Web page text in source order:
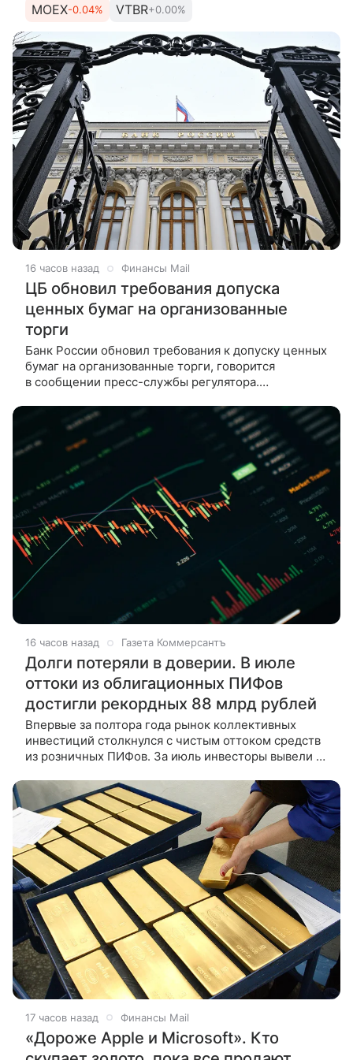
июля. Рост произошел на фоне
MOEX-0.04% VTBR+0.00%
16 часов назад Финансы Mail
ЦБ обновил требования допуска
ценных бумаг на организованные
торги
Банк России обновил требования к допуску ценных
бумаг на организованные торги, говорится
в сообщении пресс-службы регулятора.
хорошо зарекомендовавшие
16 часов назад Газета Коммерсантъ
Долги потеряли в доверии. В июле
оттоки из облигационных ПИФов
достигли рекордных 88 млрд рублей
Впервые за полтора года рынок коллективных
инвестиций столкнулся с чистым оттоком средств
из розничных ПИФов. За июль инвесторы вывели из
снижении ключевой
17 часов назад Финансы Mail
«Дороже Apple и Microsoft». Кто